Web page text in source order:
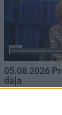
05.08.2026
daļa